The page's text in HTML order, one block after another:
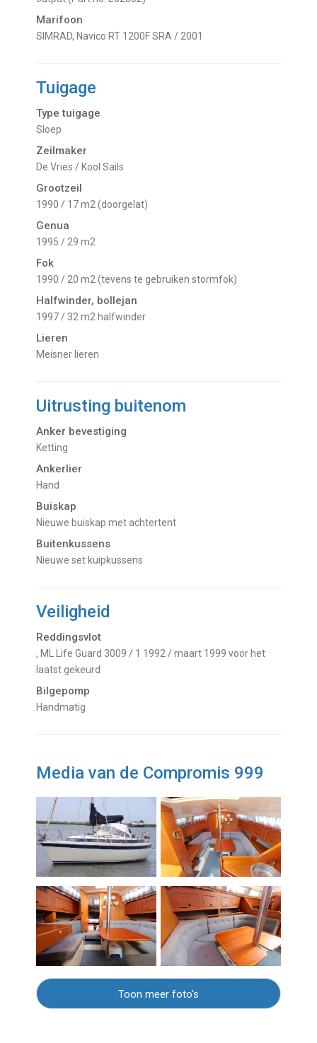
Marifoon
SIMRAD, Navico RT 1200F SRA / 2001
Tuigage
Type tuigage
Sloep
Zeilmaker
De Vries / Kool Sails
Grootzeil
1990 / 17 m2 (doorgelat)
Genua
1995 / 29 m2
Fok
1990 / 20 m2 (tevens te gebruiken stormfok)
Halfwinder, bollejan
1997 / 32 m2 halfwinder
Lieren
Meisner lieren
Uitrusting buitenom
Anker bevestiging
Ketting
Ankerlier
Hand
Buiskap
Nieuwe buiskap met achtertent
Buitenkussens
Nieuwe set kuipkussens
Veiligheid
Reddingsvlot
, ML Life Guard 3009 / 1 1992 / maart 1999 voor het
laatst gekeurd
Bilgepomp
Handmatig
Media van de Compromis 999
Toon meer foto's